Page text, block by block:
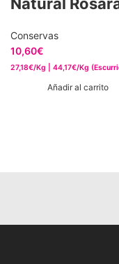
Conservas
10,60€
27,18€/Kg | 44,17€/Kg
Añadir al carrito